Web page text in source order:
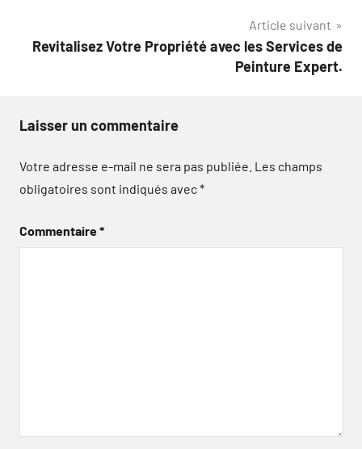
Article suivant
Revitalisez Votre Propriété avec les Services de
Peinture Expert.
Laisser un commentaire
Votre adresse e-mail ne sera pas publiée. Les champs
obligatoires sont indiqués avec*
Commentaire*